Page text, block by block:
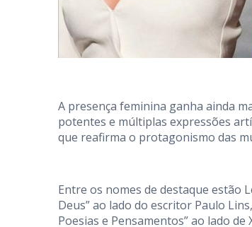
A presença feminina ganha ainda
potentes e múltiplas expressões
que reafirma o protagonismo das
Entre os nomes de destaque estão
Deus” ao lado do escritor Paulo
Poesias e Pensamentos” ao lado de